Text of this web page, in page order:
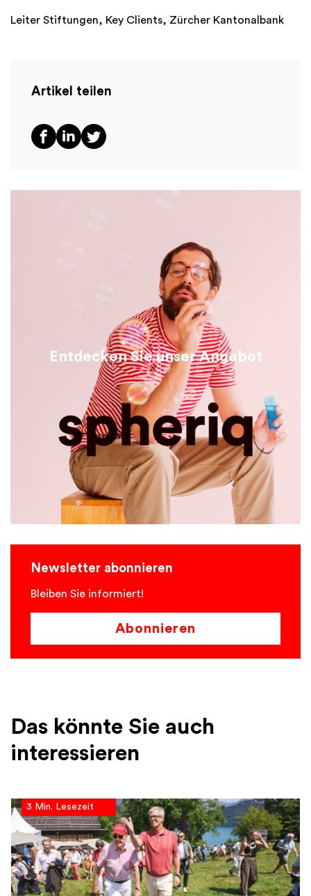
Leiter Stiftungen, Key Clients, Zürcher Kantonalbank
Artikel teilen
Entdecken Sie unser Angebot
Newsletter abonnieren
Bleiben Sie informiert!
Abonnieren
Das könnte Sie auch
interessieren
3 Min. Lesezeit